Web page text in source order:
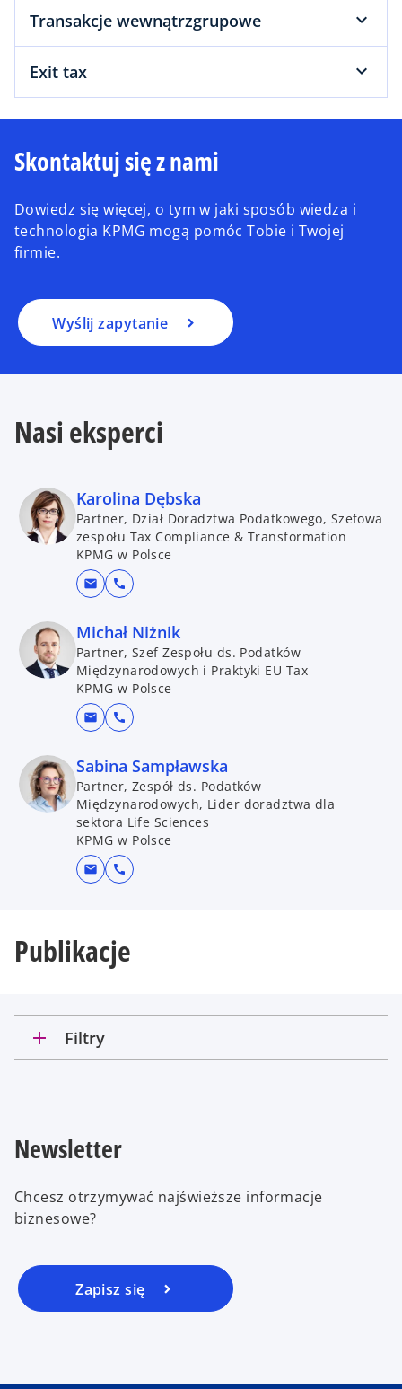
Transakcje wewnątrzgrupowe
Exit tax
Skontaktuj się z nami
Dowiedz się więcej, o tym w jaki sposób wiedza i
technologia KPMG mogą pomóc Tobie i Twojej
firmie.
Wyślij zapytanie
Nasi eksperci
Karolina Dębska
Partner, Dział Doradztwa Podatkowego, Szefowa
zespołu Tax Compliance & Transformation
KPMG w Polsce
mail call
Michał Niżnik
Partner, Szef Zespołu ds. Podatków
Międzynarodowych i Praktyki EU Tax
KPMG w Polsce
mail call
Sabina Sampławska
Partner, Zespół ds. Podatków
Międzynarodowych, Lider doradztwa dla
sektora Life Sciences
KPMG w Polsce
mail call
Publikacje
add Filtry
Newsletter
Chcesz otrzymywać najświeższe informacje
biznesowe?
Zapisz się